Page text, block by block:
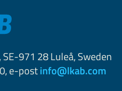
SE-971 28 Luleå, Sweden
e-postinfo@lkab.com